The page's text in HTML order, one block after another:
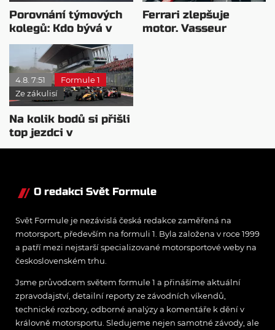
Porovnání týmových
kolegů: Kdo bývá v
sobotu nejrychlejší?
Ferrari zlepšuje
motor. Vasseur
4.8. 7:51
Formule 1
Ze zákulisí
Na kolik bodů si přišli
top jezdci v
posledních 4
O redakci Svět Formule
Svět Formule je nezávislá česká redakce zaměřená na
motorsport, především na formuli 1. Byla založena v roce 1999
a patří mezi nejstarší specializované motorsportové weby na
československém trhu.
Jsme průvodcem světem formule 1 a přinášíme aktuální
zpravodajství, detailní reporty ze závodních víkendů,
technické rozbory, odborné analýzy a komentáře k dění v
královně motorsportu. Sledujeme nejen samotné závody, ale